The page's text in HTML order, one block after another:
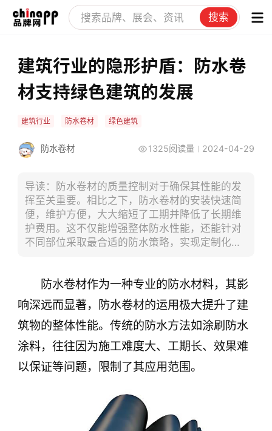
搜索
建筑行业的隐形护盾：防水卷
材支持绿色建筑的发展
建筑行业 防水卷材 绿色建筑
防水卷材 1325阅读量 2024-04-29
导读：防水卷材的质量控制对于确保其性能的发
挥至关重要。相比之下，防水卷材的安装快速简
便，维护方便，大大缩短了工期并降低了长期维
护费用。这不仅能增强整体防水性能，还能针对
不同部位采取最合适的防水策略，实现定制化的
防水卷材作为一种专业的防水材料，其影
响深远而显著，防水卷材的运用极大提升了建
筑物的整体性能。传统的防水方法如涂刷防水
涂料，往往因为施工难度大、工期长、效果难
以保证等问题，限制了其应用范围。